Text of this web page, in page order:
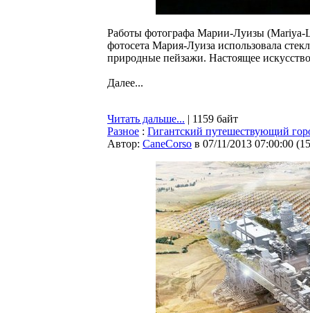
Работы фотографа Марии-Луизы (Mariya-
фотосета Мария-Луиза использовала
природные пейзажи. Настоящее
Далее...
Читать дальше... | 1159 байт
Разное : Гигантский путешествующий
Автор: CaneCorso в 07/11/2013 07:00:00 (